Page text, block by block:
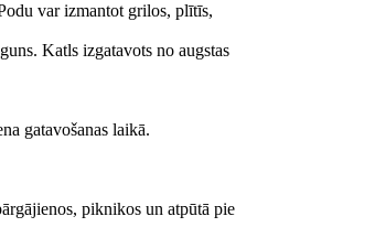
var izmantot grilos, plītīs,
Katls izgatavots no augstas
gatavošanas laikā.
piknikos un atpūtā pie